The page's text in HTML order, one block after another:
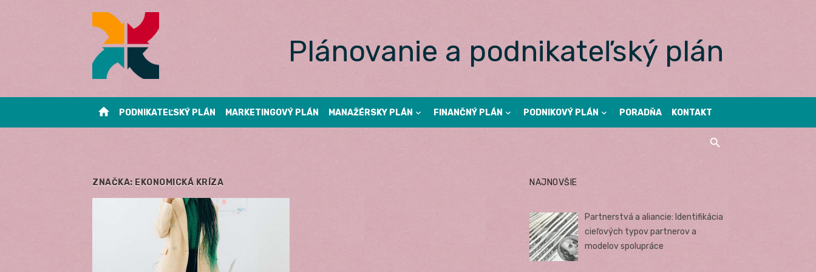
Plánovanie a podnikateľský plán
home PODNIKATEĽSKÝ PLÁN MARKETINGOVÝ PLÁN MANAŽÉRSKY PLÁN FINANČNÝ PLÁN PODNIKOVÝ PLÁN PORADŇA KONTAKT
ZNAČKA: EKONOMICKÁ KRÍZA NAJNOVŠIE
Partnerstvá a aliancie: Identifikácia
cieľových typov partnerov a
modelov spolupráce